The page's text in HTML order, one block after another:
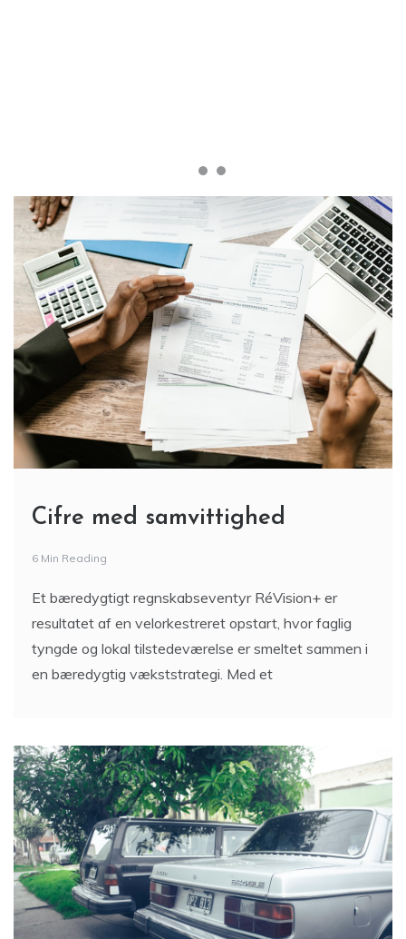
Cifre med samvittighed
6 Min Reading
Et bæredygtigt regnskabseventyr RéVision+ er
resultatet af en velorkestreret opstart, hvor faglig
tyngde og lokal tilstedeværelse er smeltet sammen i
en bæredygtig vækststrategi. Med et